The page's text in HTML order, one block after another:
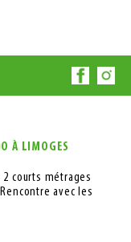
À LIMOGES
2 courts métrages
avec les